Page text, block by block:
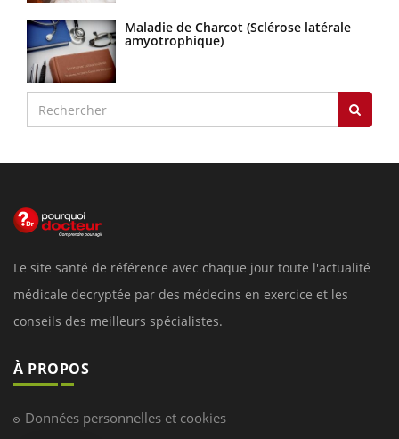
Maladie de Charcot (Sclérose latérale
amyotrophique)
Le site santé de référence avec chaque jour toute l'actualité
médicale decryptée par des médecins en exercice et les
conseils des meilleurs spécialistes.
À PROPOS
Données personnelles et cookies